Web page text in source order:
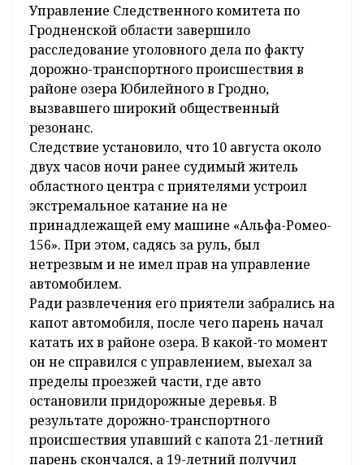
Управление Следственного комитета по
Гродненской области завершило
расследование уголовного дела по факту
дорожно-транспортного происшествия в
районе озера Юбилейного в Гродно,
вызвавшего широкий общественный
резонанс.
Следствие установило, что 10 августа около
двух часов ночи ранее судимый житель
областного центра с приятелями устроил
экстремальное катание на не
принадлежащей ему машине «Альфа-Ромео-
156». При этом, садясь за руль, был
нетрезвым и не имел прав на управление
автомобилем.
Ради развлечения его приятели забрались на
капот автомобиля, после чего парень начал
катать их в районе озера. В какой-то момент
он не справился с управлением, выехал за
пределы проезжей части, где авто
остановили придорожные деревья. В
результате дорожно-транспортного
происшествия упавший с капота 21-летний
парень скончался, а 19-летний получил